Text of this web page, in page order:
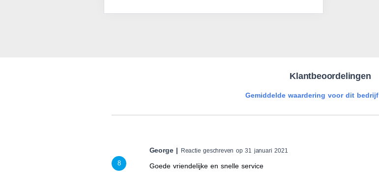
Klantbeoordelingen
Gemiddelde waardering voor dit bedrijf
8
George | Reactie geschreven op 31 januari 2021
Goede vriendelijke en snelle service